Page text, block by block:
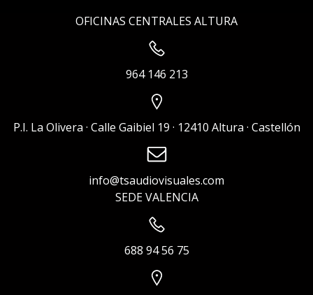
OFICINAS CENTRALES ALTURA
964 146 213
P.I. La Olivera · Calle Gaibiel 19 · 12410 Altura · Castellón
info@tsaudiovisuales.com
SEDE VALENCIA
688 94 56 75